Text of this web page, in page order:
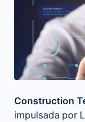
Construction
impulsada por